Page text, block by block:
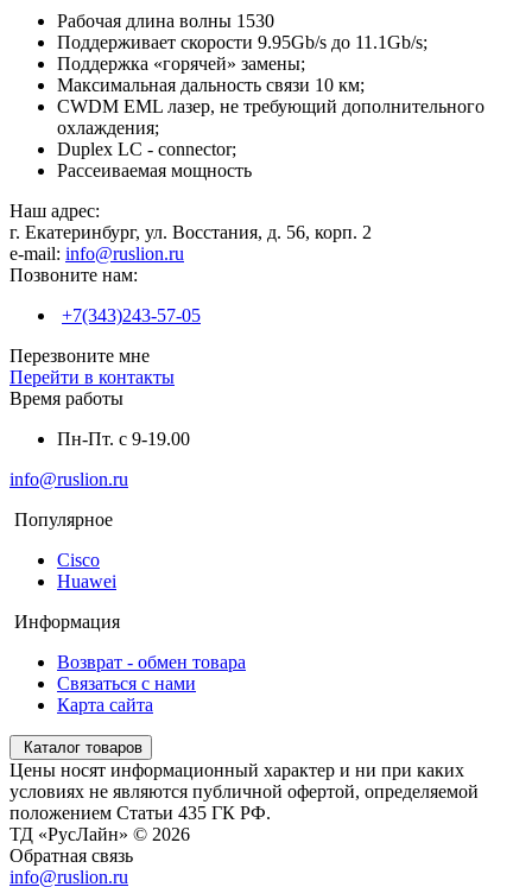
Рабочая длина волны 1530
Поддерживает скорости 9.95Gb/s до 11.1Gb/s;
Поддержка «горячей» замены;
Максимальная дальность связи 10 км;
СWDM EML лазер, не требующий дополнительного
охлаждения;
Duplex LC - connector;
Рассеиваемая мощность
Наш адрес:
г. Екатеринбург, ул. Восстания, д. 56, корп. 2
e-mail: info@ruslion.ru
Позвоните нам:
+7(343)243-57-05
Перезвоните мне
Перейти в контакты
Время работы
Пн-Пт. с 9-19.00
info@ruslion.ru
Популярное
Cisco
Huawei
Информация
Возврат - обмен товара
Связаться с нами
Карта сайта
Каталог товаров
Цены носят информационный характер и ни при каких
условиях не являются публичной офертой, определяемой
положением Статьи 435 ГК РФ.
ТД «РусЛайн» © 2026
Обратная связь
info@ruslion.ru